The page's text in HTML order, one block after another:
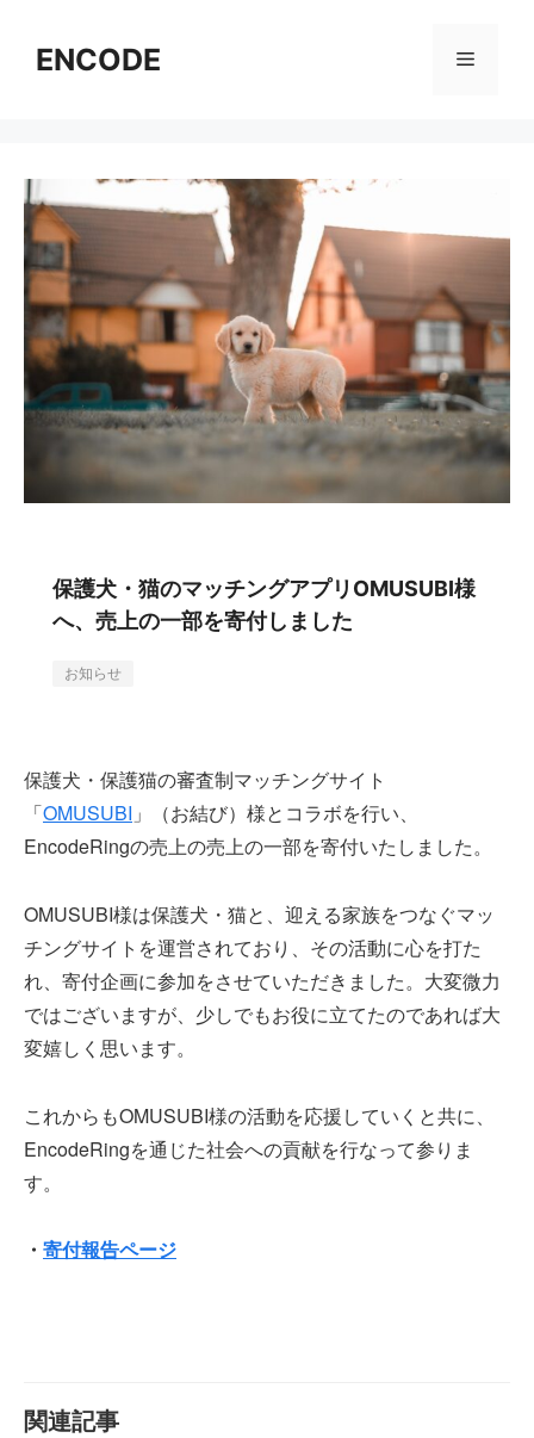
ENCODE メ
保護犬・猫のマッチングアプリOMUSUBI様
へ、売上の一部を寄付しました
お知らせ
保護犬・保護猫の審査制マッチングサイト
「OMUSUBI 」（お結び）様とコラボを行い、
EncodeRingの売上の売上の一部を寄付いたしました。
OMUSUBI様は保護犬・猫と、迎える家族をつなぐマッ
チングサイトを運営されており、その活動に心を打た
れ、寄付企画に参加をさせていただきました。大変微力
ではございますが、少しでもお役に立てたのであれば大
変嬉しく思います。
これからもOMUSUBI様の活動を応援していくと共に、
EncodeRingを通じた社会への貢献を行なって参りま
す。
・ 寄付報告ページ
関連記事